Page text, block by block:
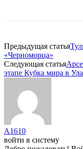
Предыдущая статья
«Черноморца»
Следующая статья
этапе Кубка мира в
A1610
войти в систему